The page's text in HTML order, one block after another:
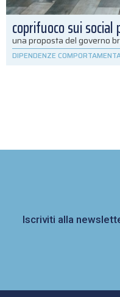
coprifuoco sui
una proposta del governo
DIPENDENZE
Iscriviti alla